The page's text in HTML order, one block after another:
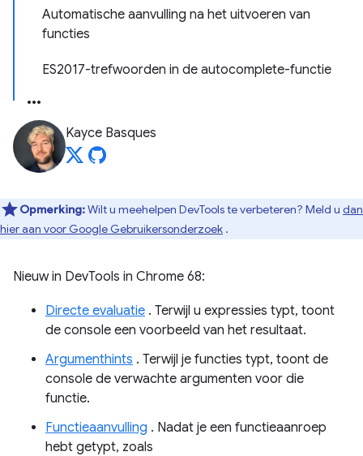
Automatische aanvulling na het uitvoeren van
functies
ES2017-trefwoorden in de autocomplete-functie
Kayce Basques
Opmerking:Wilt u meehelpen DevTools te verbeteren? Meld u dan
hier aan voor Google Gebruikersonderzoek .
Nieuw in DevTools in Chrome 68:
Directe evaluatie . Terwijl u expressies typt, toont
de console een voorbeeld van het resultaat.
Argumenthints . Terwijl je functies typt, toont de
console de verwachte argumenten voor die
functie.
Functieaanvulling . Nadat je een functieaanroep
hebt getypt, zoals